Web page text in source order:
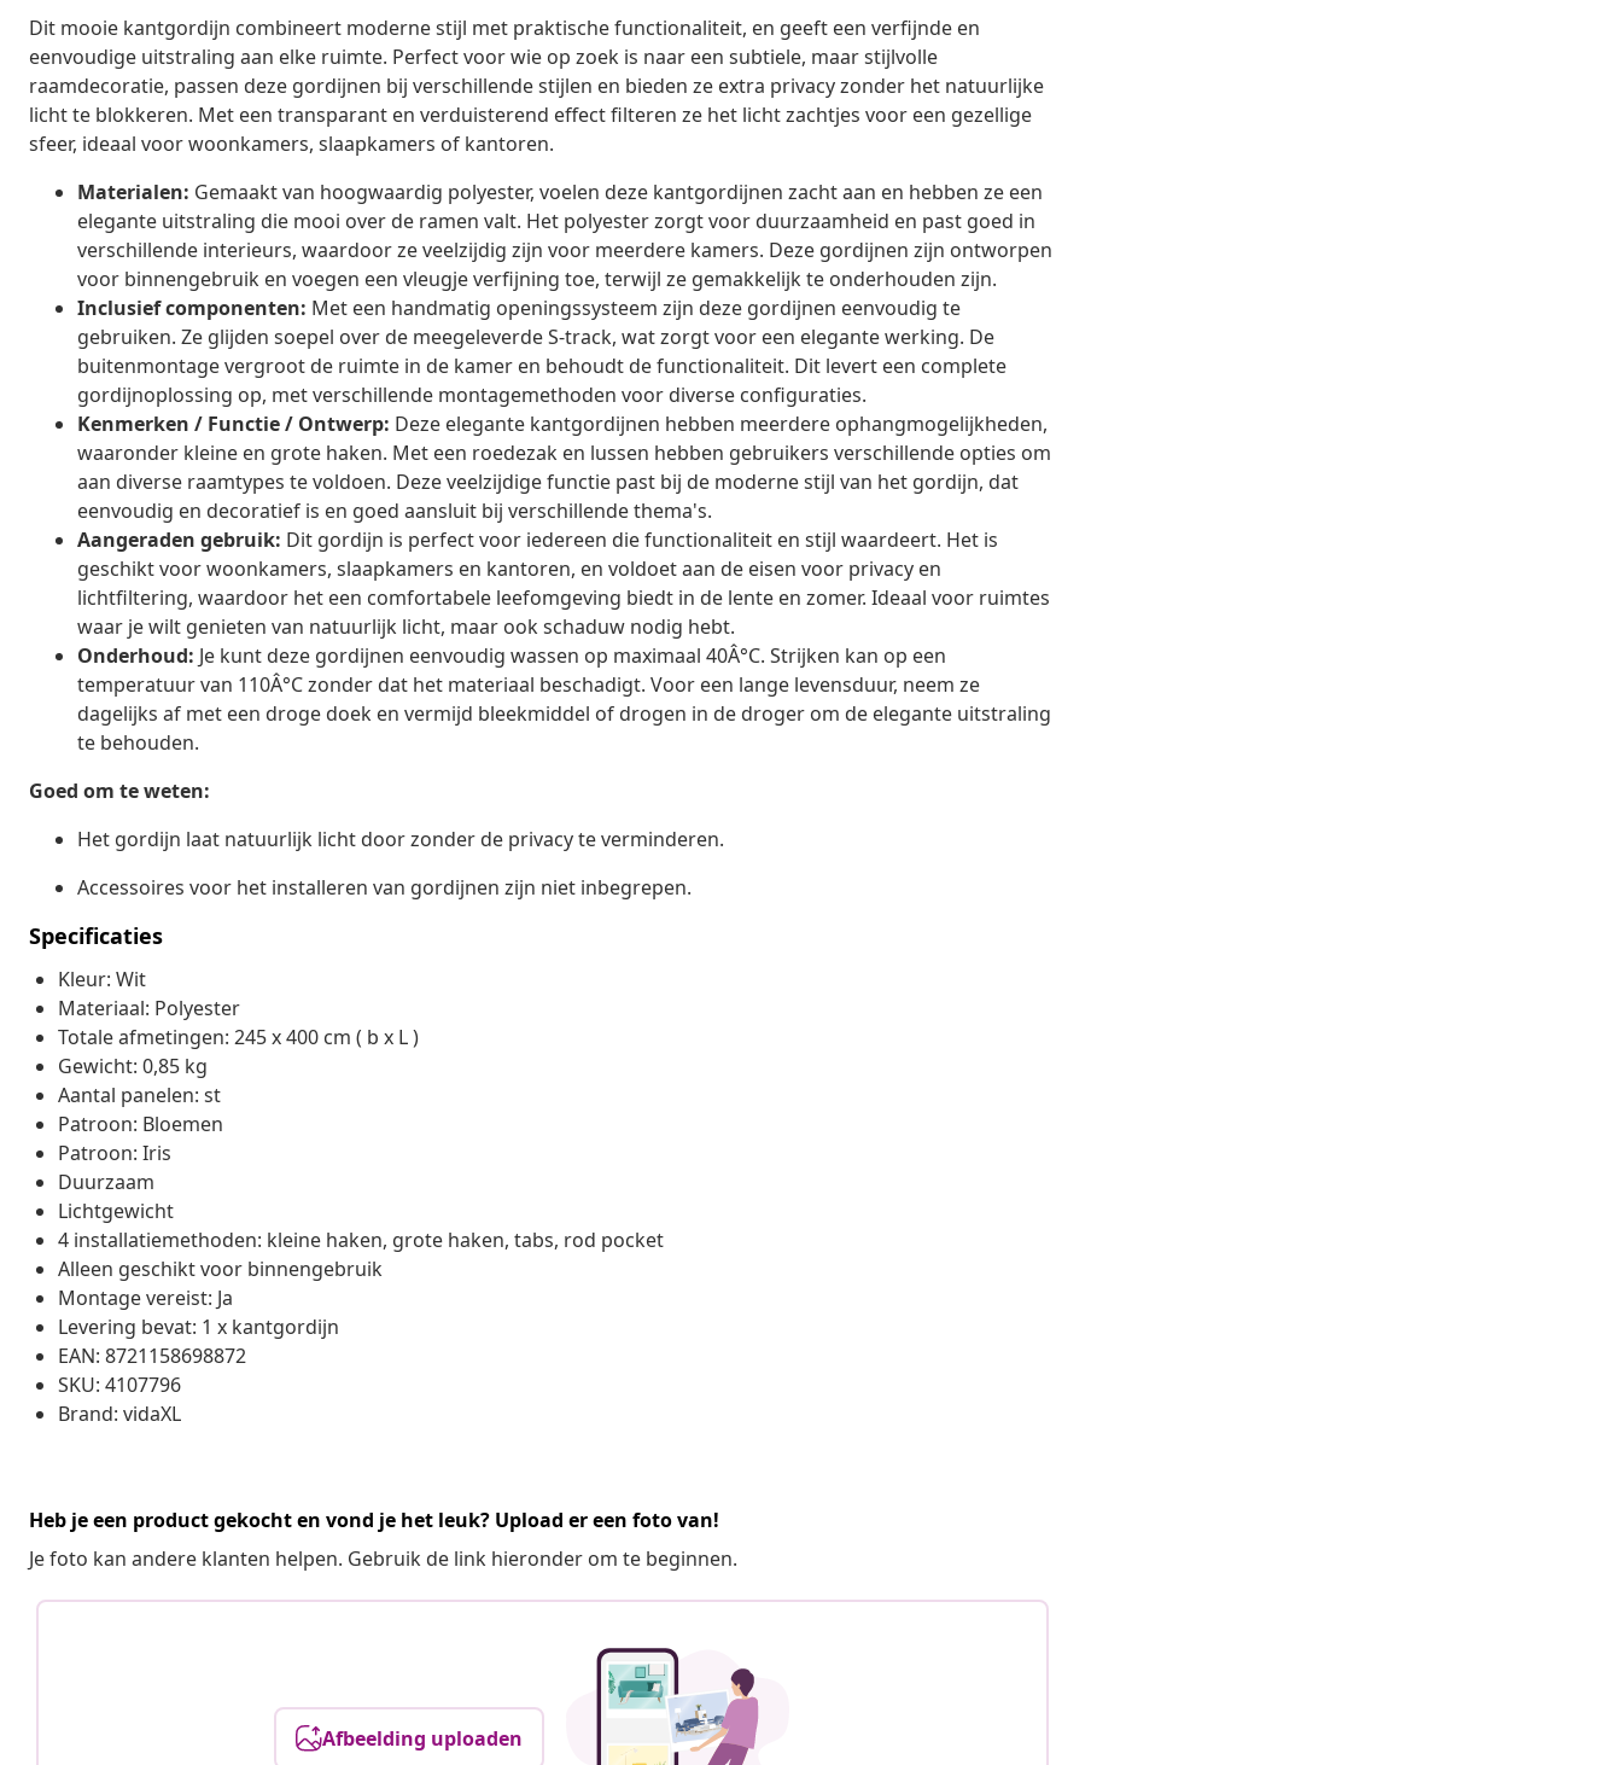
Dit mooie kantgordijn combineert moderne stijl met praktische functionaliteit, en geeft een verfijnde en
eenvoudige uitstraling aan elke ruimte. Perfect voor wie op zoek is naar een subtiele, maar stijlvolle
raamdecoratie, passen deze gordijnen bij verschillende stijlen en bieden ze extra privacy zonder het natuurlijke
licht te blokkeren. Met een transparant en verduisterend effect filteren ze het licht zachtjes voor een gezellige
sfeer, ideaal voor woonkamers, slaapkamers of kantoren.
Materialen: Gemaakt van hoogwaardig polyester, voelen deze kantgordijnen zacht aan en hebben ze een
elegante uitstraling die mooi over de ramen valt. Het polyester zorgt voor duurzaamheid en past goed in
verschillende interieurs, waardoor ze veelzijdig zijn voor meerdere kamers. Deze gordijnen zijn ontworpen
voor binnengebruik en voegen een vleugje verfijning toe, terwijl ze gemakkelijk te onderhouden zijn.
Inclusief componenten: Met een handmatig openingssysteem zijn deze gordijnen eenvoudig te
gebruiken. Ze glijden soepel over de meegeleverde S-track, wat zorgt voor een elegante werking. De
buitenmontage vergroot de ruimte in de kamer en behoudt de functionaliteit. Dit levert een complete
gordijnoplossing op, met verschillende montagemethoden voor diverse configuraties.
Kenmerken / Functie / Ontwerp: Deze elegante kantgordijnen hebben meerdere ophangmogelijkheden,
waaronder kleine en grote haken. Met een roedezak en lussen hebben gebruikers verschillende opties om
aan diverse raamtypes te voldoen. Deze veelzijdige functie past bij de moderne stijl van het gordijn, dat
eenvoudig en decoratief is en goed aansluit bij verschillende thema's.
Aangeraden gebruik: Dit gordijn is perfect voor iedereen die functionaliteit en stijl waardeert. Het is
geschikt voor woonkamers, slaapkamers en kantoren, en voldoet aan de eisen voor privacy en
lichtfiltering, waardoor het een comfortabele leefomgeving biedt in de lente en zomer. Ideaal voor ruimtes
waar je wilt genieten van natuurlijk licht, maar ook schaduw nodig hebt.
Onderhoud: Je kunt deze gordijnen eenvoudig wassen op maximaal 40Â°C. Strijken kan op een
temperatuur van 110Â°C zonder dat het materiaal beschadigt. Voor een lange levensduur, neem ze
dagelijks af met een droge doek en vermijd bleekmiddel of drogen in de droger om de elegante uitstraling
te behouden.
Goed om te weten:
Het gordijn laat natuurlijk licht door zonder de privacy te verminderen.
Accessoires voor het installeren van gordijnen zijn niet inbegrepen.
Specificaties
Kleur: Wit
Materiaal: Polyester
Totale afmetingen: 245 x 400 cm ( b x L )
Gewicht: 0,85 kg
Aantal panelen: st
Patroon: Bloemen
Patroon: Iris
Duurzaam
Lichtgewicht
4 installatiemethoden: kleine haken, grote haken, tabs, rod pocket
Alleen geschikt voor binnengebruik
Montage vereist: Ja
Levering bevat: 1 x kantgordijn
EAN: 8721158698872
SKU: 4107796
Brand: vidaXL
Heb je een product gekocht en vond je het leuk? Upload er een foto van!
Je foto kan andere klanten helpen. Gebruik de link hieronder om te beginnen.
Afbeelding uploaden